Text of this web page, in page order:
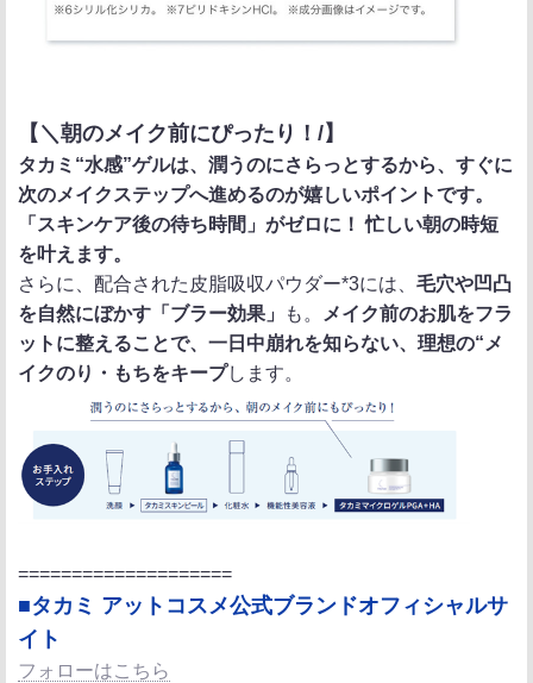
【＼朝のメイク前にぴったり！/】
タカミ“水感”ゲルは、潤うのにさらっとするから、すぐに
次のメイクステップへ進めるのが嬉しいポイントです。
「スキンケア後の待ち時間」がゼロに！ 忙しい朝の時短
を叶えます。
さらに、配合された皮脂吸収パウダー*3には、 毛穴や凹凸
を自然にぼかす「ブラー効果」
も。
メイク前のお肌をフラ
ットに整えることで、一日中崩れを知らない、理想の“メ
イクのり・もちをキープします。
====================
■タカミ アットコスメ公式ブランドオフィシャルサ
イト
フォローはこちら